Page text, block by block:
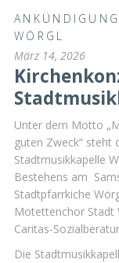
WÖRGL
März 14, 2026
Unter dem Motto
guten Zweck“ steht
Stadtmusikkapelle
Bestehens am
Stadtpfarrkiche
Motettenchor Stadt
Caritas-
Die